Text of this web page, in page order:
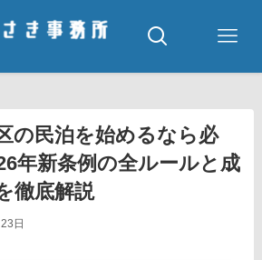
の民泊を始めるなら必
年新条例の全ルールと成
徹底解説
日